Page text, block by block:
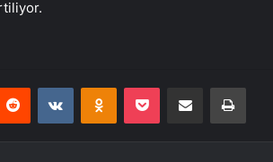
Reddit VKontakteOdnoklassniki
Pocket E-Posta ile paylaş Yazdır